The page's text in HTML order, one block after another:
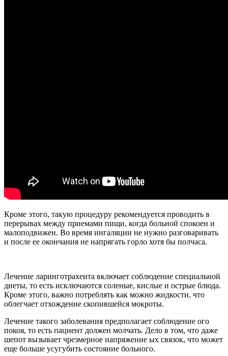
Кроме этого, такую процедуру рекомендуется проводить в
перерывах между приемами пищи, когда больной спокоен и
малоподвижен. Во время ингаляции не нужно разговаривать
и после ее окончания не напрягать горло хотя бы полчаса.
Лечение ларинготрахеита включает соблюдение специальной
диеты, то есть исключаются соленые, кислые и острые блюда.
Кроме этого, важно потреблять как можно жидкости, что
облегчает отхождение скопившейся мокроты.
Лечение такого заболевания предполагает соблюдение ого
покоя, то есть пациент должен молчать. Дело в том, что даже
шепот вызывает чрезмерное напряжение ых связок, что может
еще больше усугубить состояние больного.